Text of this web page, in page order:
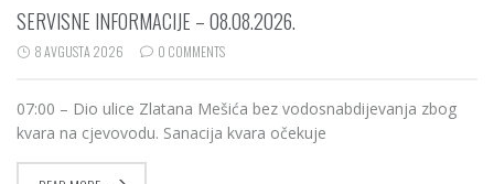
SERVISNE INFORMACIJE – 08.08.2026.
8 AVGUSTA 2026 0 COMMENTS
07:00 – Dio ulice Zlatana Mešića bez vodosnabdijevanja zbog
kvara na cjevovodu. Sanacija kvara očekuje